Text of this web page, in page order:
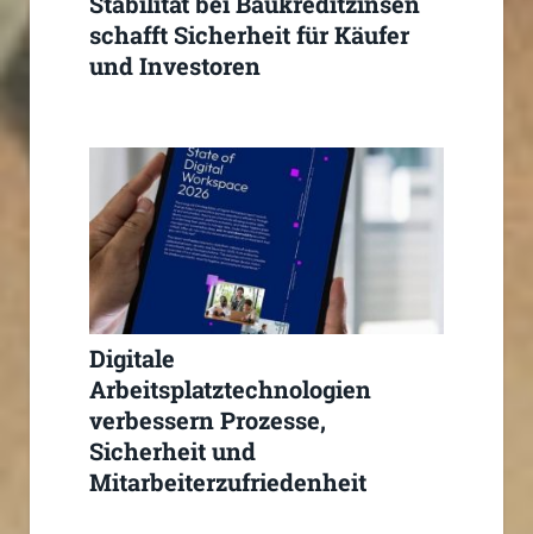
schafft Sicherheit für Käufer
und Investoren
Digitale
Arbeitsplatztechnologien
verbessern Prozesse,
Sicherheit und
Mitarbeiterzufriedenheit